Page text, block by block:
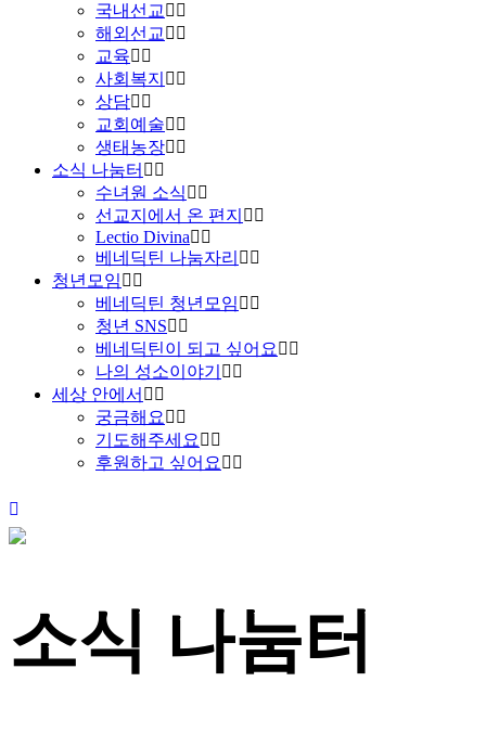
국내선교
해외선교
교육
사회복지
상담
교회예술
생태농장
소식 나눔터
수녀원 소식
선교지에서 온 편지
Lectio Divina
베네딕틴 나눔자리
청년모임
베네딕틴 청년모임
청년 SNS
베네딕틴이 되고 싶어요
나의 성소이야기
세상 안에서
궁금해요
기도해주세요
후원하고 싶어요
소식 나눔터